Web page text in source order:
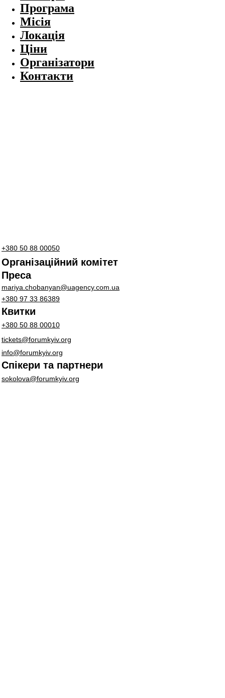
+380 50 88 00050
Організаційний комітет
Преса
mariya.chobanyan@uagency.com.ua
+380 97 33 86389
Квитки
+380 50 88 00010
tickets@forumkyiv.org
info@forumkyiv.org
Спікери та партнери
sokolova@forumkyiv.org
Програма
Місія
Локація
Ціни
Організатори
Контакти